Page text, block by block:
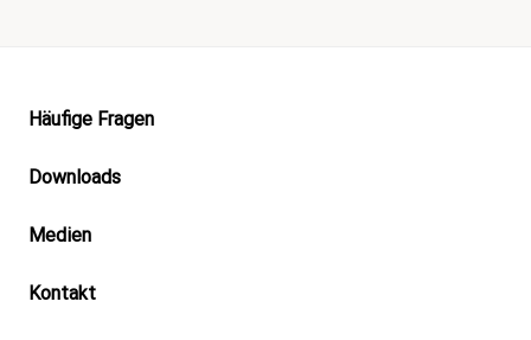
Footer
Häufige Fragen
Downloads
Medien
Kontakt